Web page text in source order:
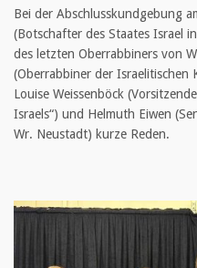
Bei der Abschlusskundgebung
(Botschafter des Staates Israel
des letzten Oberrabbiners von
(Oberrabbiner der Israelitischen
Louise Weissenböck
Israels“) und Helmuth Eiwen
Wr. Neustadt) kurze Reden.